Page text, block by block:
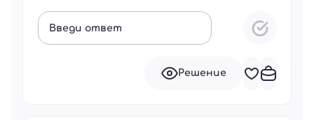
Введи ответ
Решение